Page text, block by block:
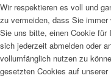
Wir respektieren es voll und
zu vermeiden, dass Sie immer
Sie uns bitte, einen Cookie für
sich jederzeit abmelden oder
vollumfänglich nutzen zu
gesetzten Cookies auf unserer